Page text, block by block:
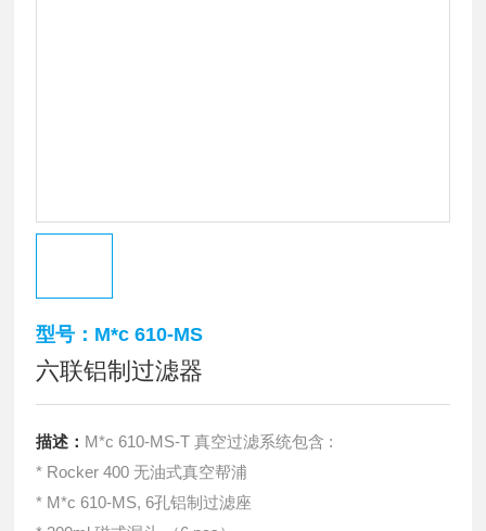
型号：M*c 610-MS
六联铝制过滤器
描述： M*c 610-MS-T 真空过滤系统包含 :
* Rocker 400 无油式真空帮浦
* M*c 610-MS, 6孔铝制过滤座